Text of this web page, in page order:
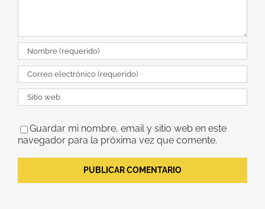
Guardar mi nombre, email y sitio web en este
navegador para la próxima vez que comente.